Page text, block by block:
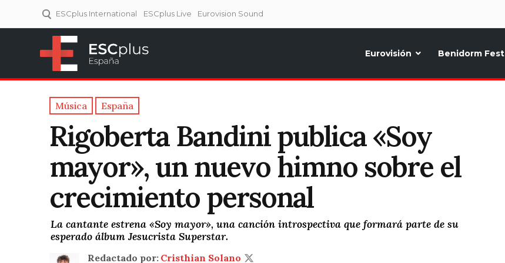
ESCplus International ESCplus Live Eurovision Sound
Eurovisión Benidorm Fest
Música España
Rigoberta Bandini publica «Soy
mayor», un nuevo himno sobre el
crecimiento personal
La cantante estrena «Soy mayor», una canción introspectiva que formará parte de su
esperado álbum Jesucrista Superstar.
Redactado por: Cristhian Solano